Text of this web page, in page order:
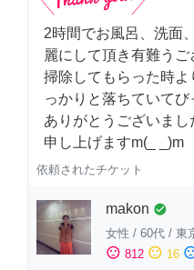
2時間でお風呂、洗面
麗にして頂き有難う
掃除してもらった時
っかりと落ちていて
ありがとうございま
申し上げますm(_ _)m
依頼されたチケット
makon check_circle
女性 / 60代 / 東
sentiment_satisfied 812 sentiment_neutral 16